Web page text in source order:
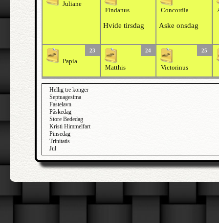
Juliane
Findanus
Hvide tirsdag
Concordia
Aske onsdag
23
Papia
24
Matthis
25
Victorinus
Hellig tre konger
Septuagesima
Fastelavn
Påskedag
Store Bededag
Kristi Himmelfart
Pinsedag
Trinitatis
Jul